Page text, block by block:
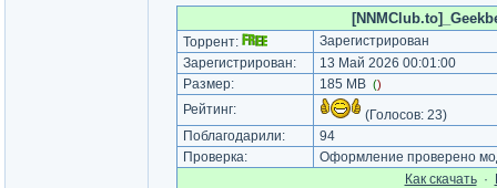
Торрент:
Зарегистрирован
Зарегистрирован:
13 Май 2026 00:01:00
Размер:
185 MB ()
Рейтинг: (Голосов: 23)
Поблагодарили:
94
Проверка:
Оформление проверено
Как cкачать·